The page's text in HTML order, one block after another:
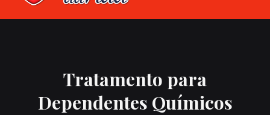
Tratamento para
Dependentes Químicos